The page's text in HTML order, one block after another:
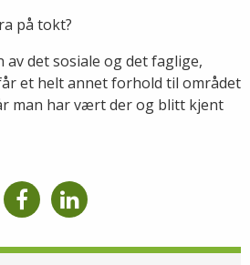
på tokt?
det sosiale og det faglige,
et helt annet forhold til området
man har vært der og blitt kjent